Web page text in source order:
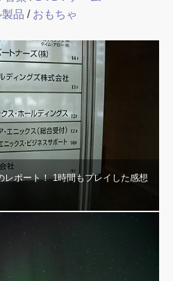
品 / おもちゃ
レポート！ 1時間もプレイした感想